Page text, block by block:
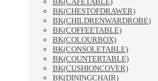
BK(CHESTOFDRAWER)
BK(CHILDRENWARDROBE)
BK(COFFEETABLE)
BK(COLOURBOX)
BK(CONSOLETABLE)
BK(COUNTERTABLE)
BK(CUSHIONCOVER)
BK(DININGCHAIR)